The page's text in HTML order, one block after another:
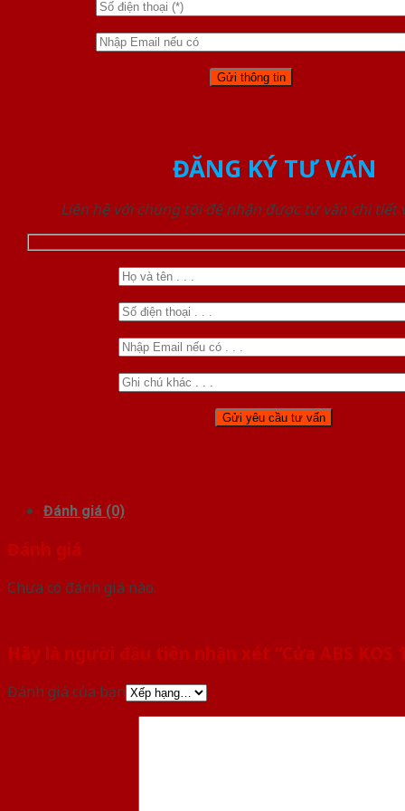
ĐĂNG KÝ TƯ VẤN
Liên hệ với chúng tôi để nhận được tư vấn chi tiết
Đánh giá (0)
Đánh giá
Chưa có đánh giá nào.
Hãy là người đầu tiên nhận xét “Cửa ABS KOS
Đánh giá của bạn